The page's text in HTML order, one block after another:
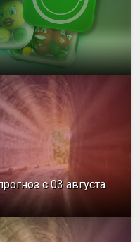
с 03 августа